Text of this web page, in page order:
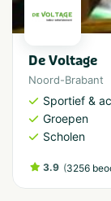
De Voltage
Noord-Brabant
Sportief &
Groepen
Scholen
3.9 (3256